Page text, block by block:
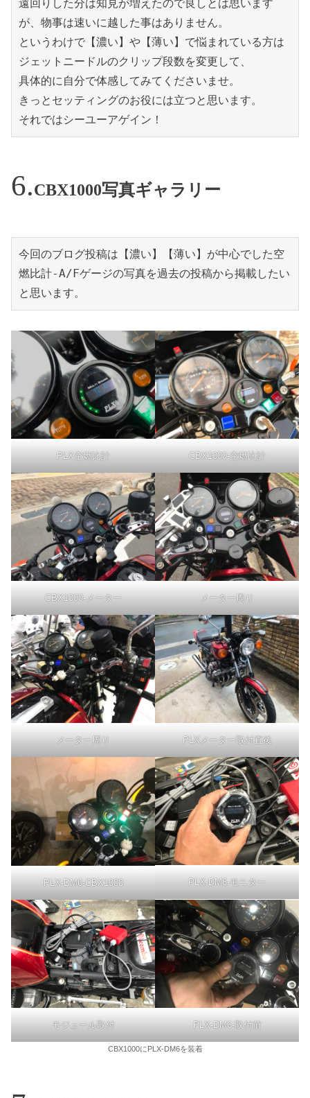
遠回りした分は知見が増えたので良しとは思います
が、物事は速いに越した事はありません。
というわけで【濃い】や【薄い】で悩まれている方は
ジェットニードルのクリップ段数を変更して、
具体的に自分で体感してみてくださいませ。
きっとセッティングのお役には立つと思います。
それではシーユーアゲイン！
CBX1000写真ギャラリー
今回のブログ投稿は【濃い】【薄い】が中心でした空
燃比計-A/Fゲージの写真を過去の投稿から掲載したい
と思います。
PLX空燃比計 CBX1000-空燃比計
CBX1000-メーター メーター周り
メーター周り PLXメーター取付直後
PLX-DM6-CBX1000 PLX-DM6-モニター
モジュール取付 PLX-DM6-取付前
CBX1000にPLX-DM6を装着